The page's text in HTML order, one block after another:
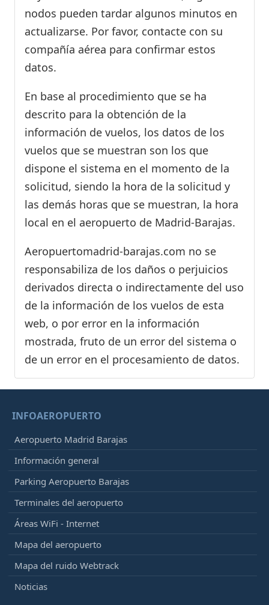
nodos pueden tardar algunos minutos en
actualizarse. Por favor, contacte con su
compañía aérea para confirmar estos
datos.
En base al procedimiento que se ha
descrito para la obtención de la
información de vuelos, los datos de los
vuelos que se muestran son los que
dispone el sistema en el momento de la
solicitud, siendo la hora de la solicitud y
las demás horas que se muestran, la hora
local en el aeropuerto de Madrid-Barajas.
Aeropuertomadrid-barajas.com no se
responsabiliza de los daños o perjuicios
derivados directa o indirectamente del uso
de la información de los vuelos de esta
web, o por error en la información
mostrada, fruto de un error del sistema o
de un error en el procesamiento de datos.
INFOAEROPUERTO
Aeropuerto Madrid Barajas
Información general
Parking Aeropuerto Barajas
Terminales del aeropuerto
Áreas WiFi - Internet
Mapa del aeropuerto
Mapa del ruido Webtrack
Noticias